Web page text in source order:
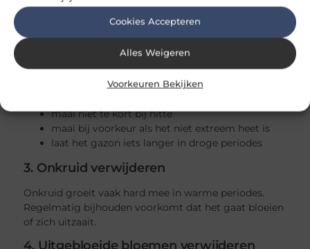
Cookies Accepteren
Alles Weigeren
Voorkeuren Bekijken
sterker.
2. Gazon maaien
In de zomer groeit gras meestal snel, maar bij
extreme droogte juist minder.
maai niet te kort bij hitte
maai bij voorkeur als het niet extreem heet is
laat het gazon iets langer in droge periodes
3. Onkruid verwijderen
Onkruid groeit vaak hard mee in warme periodes.
Regelmatig bijhouden voorkomt dat het gaat bloeien
of zich uitzaait.
4. Uitgebloeide bloemen verwijderen